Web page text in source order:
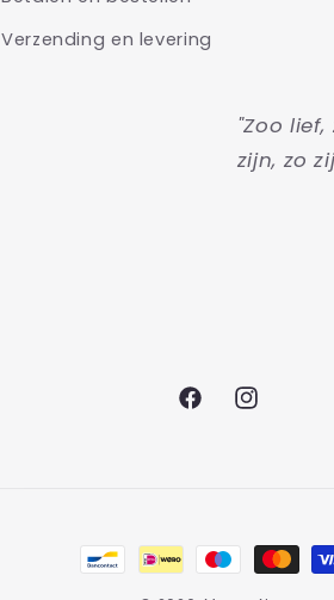
Verzending en levering
"Zoo
zijn, zo
FacebookInstagram
Betaalmethoden